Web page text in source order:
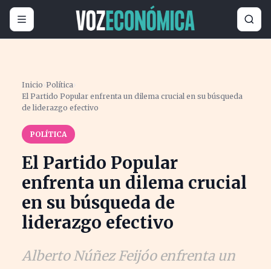
Inicio ›Política›
El Partido Popular enfrenta un dilema crucial en su búsqueda
de liderazgo efectivo
POLÍTICA
El Partido Popular
enfrenta un dilema crucial
en su búsqueda de
liderazgo efectivo
Alberto Núñez Feijóo enfrenta un